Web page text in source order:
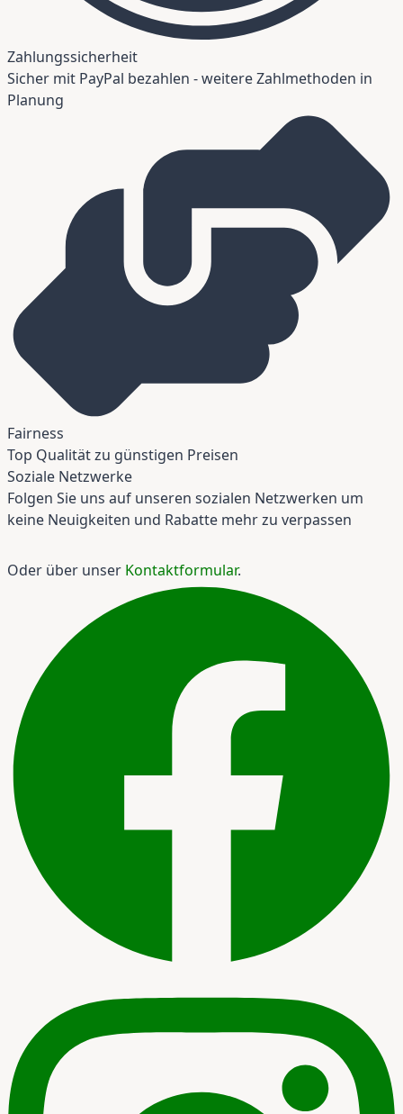
Zahlungssicherheit
Sicher mit PayPal bezahlen - weitere Zahlmethoden in
Planung
Fairness
Top Qualität zu günstigen Preisen
Soziale Netzwerke
Folgen Sie uns auf unseren sozialen Netzwerken um
keine Neuigkeiten und Rabatte mehr zu verpassen
Oder über unser Kontaktformular.